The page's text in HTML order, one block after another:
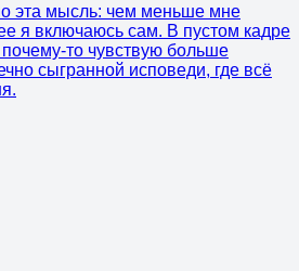
эта мысль: чем меньше мне
я включаюсь сам. В пустом кадре
то чувствую больше
сыгранной исповеди, где всё